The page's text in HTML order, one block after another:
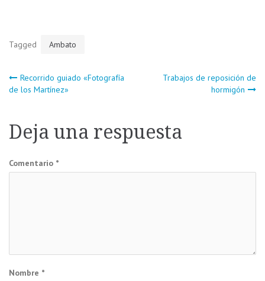
Tagged Ambato
Navegación
entradas
Recorrido guiado «Fotografía
de los Martínez»
Trabajos de reposición de
hormigón
Deja una respuesta
Comentario *
Nombre *